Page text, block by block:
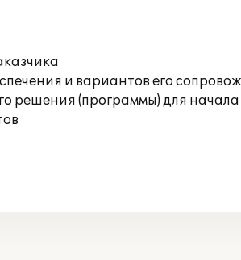
и вариантов его
решения (программы) для начала